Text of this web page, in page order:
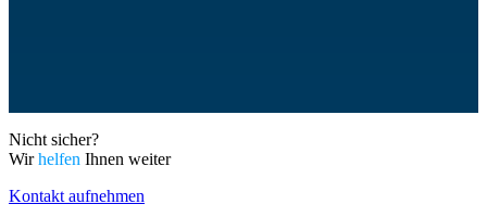
Nicht sicher?
Wirhelfen Ihnen weiter
Kontakt aufnehmen